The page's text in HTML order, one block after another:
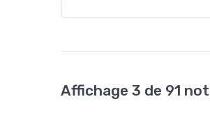
Affichage 3 de 91